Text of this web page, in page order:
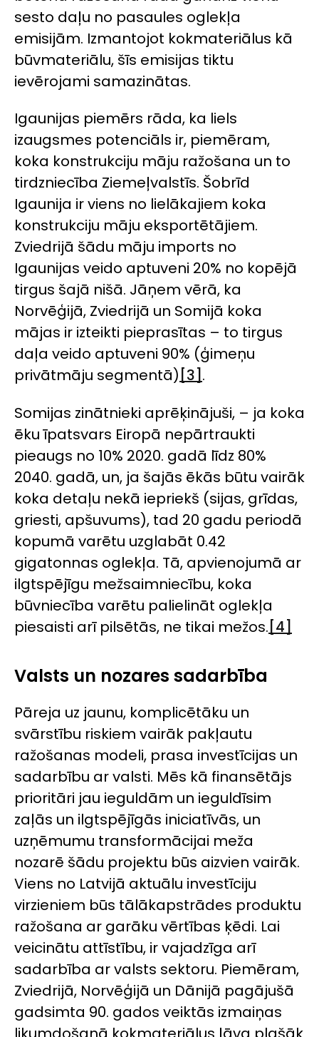
sesto daļu no pasaules oglekļa
emisijām. Izmantojot kokmateriālus kā
būvmateriālu, šīs emisijas tiktu
ievērojami samazinātas.
Igaunijas piemērs rāda, ka liels
izaugsmes potenciāls ir, piemēram,
koka konstrukciju māju ražošana un to
tirdzniecība Ziemeļvalstīs. Šobrīd
Igaunija ir viens no lielākajiem koka
konstrukciju māju eksportētājiem.
Zviedrijā šādu māju imports no
Igaunijas veido aptuveni 20% no kopējā
tirgus šajā nišā. Jāņem vērā, ka
Norvēģijā, Zviedrijā un Somijā koka
mājas ir izteikti pieprasītas – to tirgus
daļa veido aptuveni 90% (ģimeņu
privātmāju segmentā) [3] .
Somijas zinātnieki aprēķinājuši, – ja koka
ēku īpatsvars Eiropā nepārtraukti
pieaugs no 10% 2020. gadā līdz 80%
2040. gadā, un, ja šajās ēkās būtu vairāk
koka detaļu nekā iepriekš (sijas, grīdas,
griesti, apšuvums), tad 20 gadu periodā
kopumā varētu uzglabāt 0.42
gigatonnas oglekļa. Tā, apvienojumā ar
ilgtspējīgu mežsaimniecību, koka
būvniecība varētu palielināt oglekļa
piesaisti arī pilsētās, ne tikai mežos. [4]
Valsts un nozares sadarbība
Pāreja uz jaunu, komplicētāku un
svārstību riskiem vairāk pakļautu
ražošanas modeli, prasa investīcijas un
sadarbību ar valsti. Mēs kā finansētājs
prioritāri jau ieguldām un ieguldīsim
zaļās un ilgtspējīgās iniciatīvās, un
uzņēmumu transformācijai meža
nozarē šādu projektu būs aizvien vairāk.
Viens no Latvijā aktuālu investīciju
virzieniem būs tālākapstrādes produktu
ražošana ar garāku vērtības ķēdi. Lai
veicinātu attīstību, ir vajadzīga arī
sadarbība ar valsts sektoru. Piemēram,
Zviedrijā, Norvēģijā un Dānijā pagājušā
gadsimta 90. gados veiktās izmaiņas